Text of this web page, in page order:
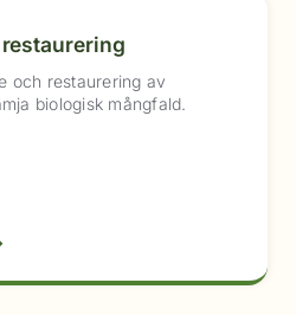
och restaurering av
biologisk mångfald.